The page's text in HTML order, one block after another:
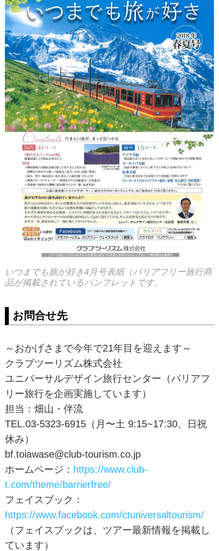
★一人でも多くの方に旅の感動や
ヨロコビを！★添乗員同行旅行
（国内海外）＊50〜100歳の要支
援、要介護高齢者
いつまでも旅が好き4月号表紙（バリアフリー旅行商
品が掲載されているパンフレットです。
お問合せ先
～おかげさまで今年で21年目を迎えます～
クラブツーリズム株式会社
ユニバーサルデザイン旅行センター（バリアフ
リー旅行を企画実施しています）
担当：畑山・伴流
TEL.03-5323-6915（月〜土 9:15~17:30、日祝
休み）
bf.toiawase@club-tourism.co.jp
ホームページ： https://www.club-
t.com/theme/barrierfree/
フェイスブック：
https://www.facebook.com/ctuniversaltourism/
（フェイスブックは、ツアー最新情報を掲載し
ています）